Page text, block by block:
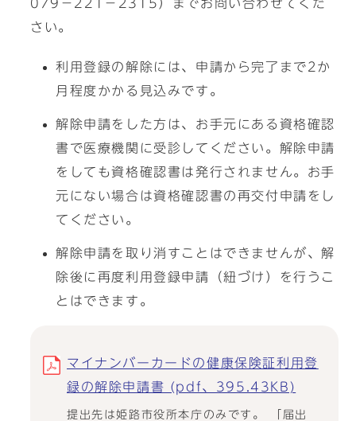
079－221－2315）までお問い合わせてくだ
さい。
利用登録の解除には、申請から完了まで2か
月程度かかる見込みです。
解除申請をした方は、お手元にある資格確認
書で医療機関に受診してください。解除申請
をしても資格確認書は発行されません。お手
元にない場合は資格確認書の再交付申請をし
てください。
解除申請を取り消すことはできませんが、解
除後に再度利用登録申請（紐づけ）を行うこ
とはできます。
マイナンバーカードの健康保険証利用登
録の解除申請書 (pdf、395.43KB)
提出先は姫路市役所本庁のみです。 「届出